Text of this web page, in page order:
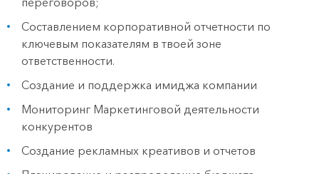
Составлением корпоративной отчетности по
ключевым показателям в твоей зоне
ответственности.
Создание и поддержка имиджа компании
Мониторинг Маркетинговой деятельности
конкурентов
Создание рекламных креативов и отчетов